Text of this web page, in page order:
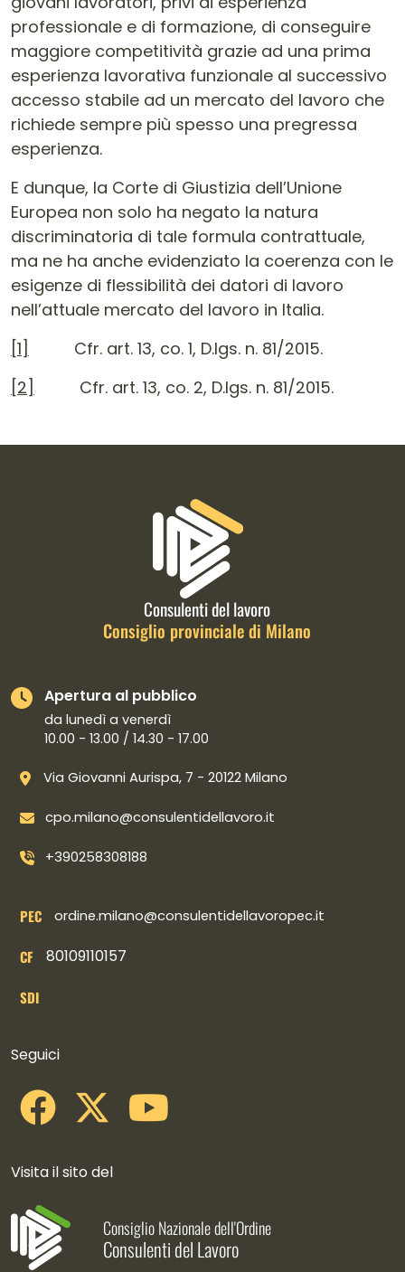
professionale e di formazione, di conseguire
maggiore competitività grazie ad una prima
esperienza lavorativa funzionale al successivo
accesso stabile ad un mercato del lavoro che
richiede sempre più spesso una pregressa
esperienza.
E dunque, la Corte di Giustizia dell’Unione
Europea non solo ha negato la natura
discriminatoria di tale formula contrattuale,
ma ne ha anche evidenziato la coerenza con le
esigenze di flessibilità dei datori di lavoro
nell’attuale mercato del lavoro in Italia.
[1]
Cfr. art. 13, co. 1, D.lgs. n. 81/2015.
[2]
Cfr. art. 13, co. 2, D.lgs. n. 81/2015.
Informazioni di contatto e link
Consulenti del lavoro
Consiglio provinciale di Milano
Apertura al pubblico
da lunedì a venerdì
10.00 - 13.00 / 14.30 - 17.00
Via Giovanni Aurispa, 7 - 20122 Milano
cpo.milano@consulentidellavoro.it
+390258308188
PEC ordine.milano@consulentidellavoropec.it
CF 80109110157
SDI
Seguici
Visita il sito del
Consiglio Nazionale dell'Ordine
Consulenti del Lavoro